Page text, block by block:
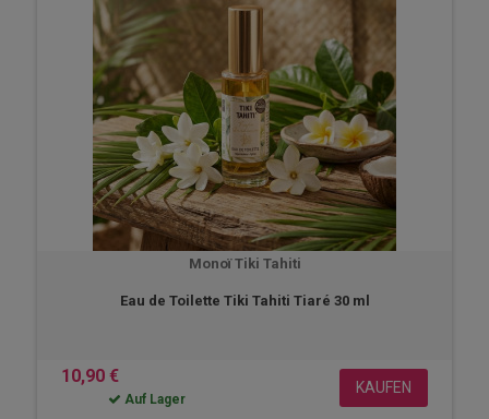
Monoï Tiki Tahiti
Eau de Toilette Tiki Tahiti Tiaré 30 ml
10,90 €
Auf Lager
KAUFEN